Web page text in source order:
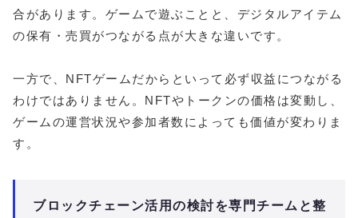
合があります。ゲームで遊ぶことと、デジタルアイテム
の保有・売買がつながる点が大きな違いです。
一方で、NFTゲームだからといって必ず収益につながる
わけではありません。NFTやトークンの価格は変動し、
ゲームの運営状況や参加者数によっても価値が変わりま
す。
ブロックチェーン活用の検討を専門チームと整